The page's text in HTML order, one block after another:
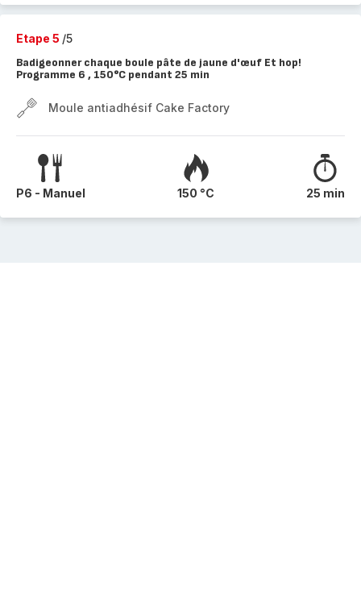
Etape 5 /5
Badigeonner chaque boule pâte de jaune d'œuf Et hop!
Programme 6 , 150°C pendant 25 min
Moule antiadhésif Cake Factory
P6 - Manuel 150 °C 25 min